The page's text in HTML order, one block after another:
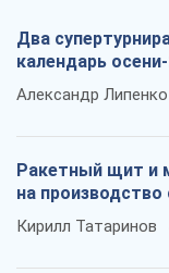
Два
календарь
Александр Липенко
Ракетный щит и
на
Кирилл Татаринов